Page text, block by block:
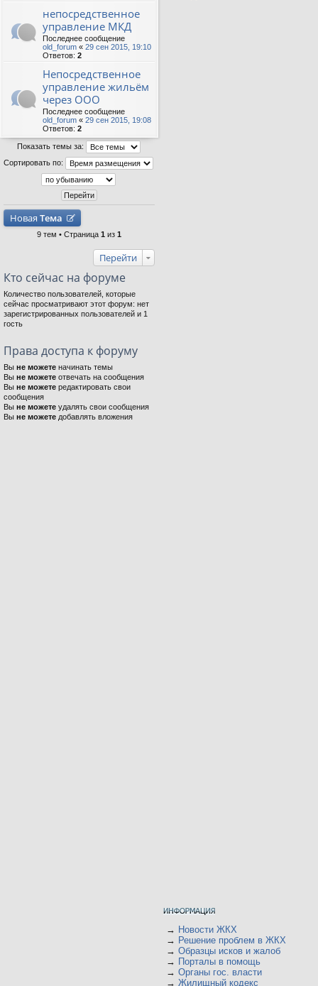
непосредственное
управление МКД
Последнее сообщение
old_forum « 29 сен 2015, 19:10
Ответов: 2
Непосредственное
управление жильём
через ООО
Последнее сообщение
old_forum « 29 сен 2015, 19:08
Ответов: 2
Показать темы за:
Сортировать по:
Новая Тема
9 тем • Страница 1 из 1
Перейти
Кто сейчас на форуме
Количество пользователей, которые
сейчас просматривают этот форум: нет
зарегистрированных пользователей и 1
гость
Права доступа к форуму
Вы не можете начинать темы
Вы не можете отвечать на сообщения
Вы не можете редактировать свои
сообщения
Вы не можете удалять свои сообщения
Вы не можете добавлять вложения
→ Новости ЖКХ
→ Решение проблем в ЖКХ
→ Образцы исков и жалоб
→ Порталы в помощь
→ Органы гос. власти
→ Жилищный кодекс